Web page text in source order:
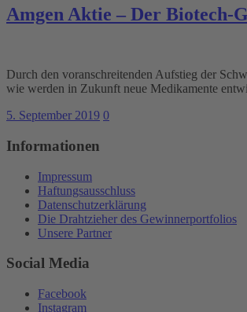
Amgen Aktie – Der Biotech-
Durch den voranschreitenden Aufstieg der
wie werden in Zukunft neue Medikamente
5. September 2019 0
Informationen
Impressum
Haftungsausschluss
Datenschutzerklärung
Die Drahtzieher des Gewinnerportfolios
Unsere Partner
Social Media
Facebook
Instagram